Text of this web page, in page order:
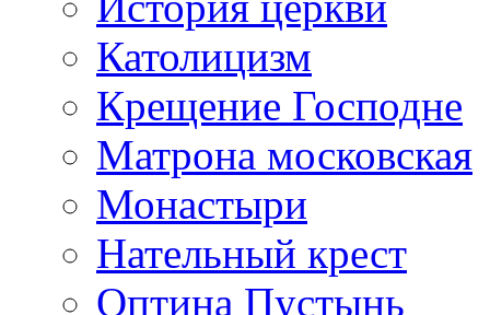
Католицизм
Крещение Господне
Матрона московская
Монастыри
Нательный крест
Оптина Пустынь